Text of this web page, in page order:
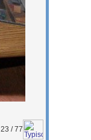
23 / 77